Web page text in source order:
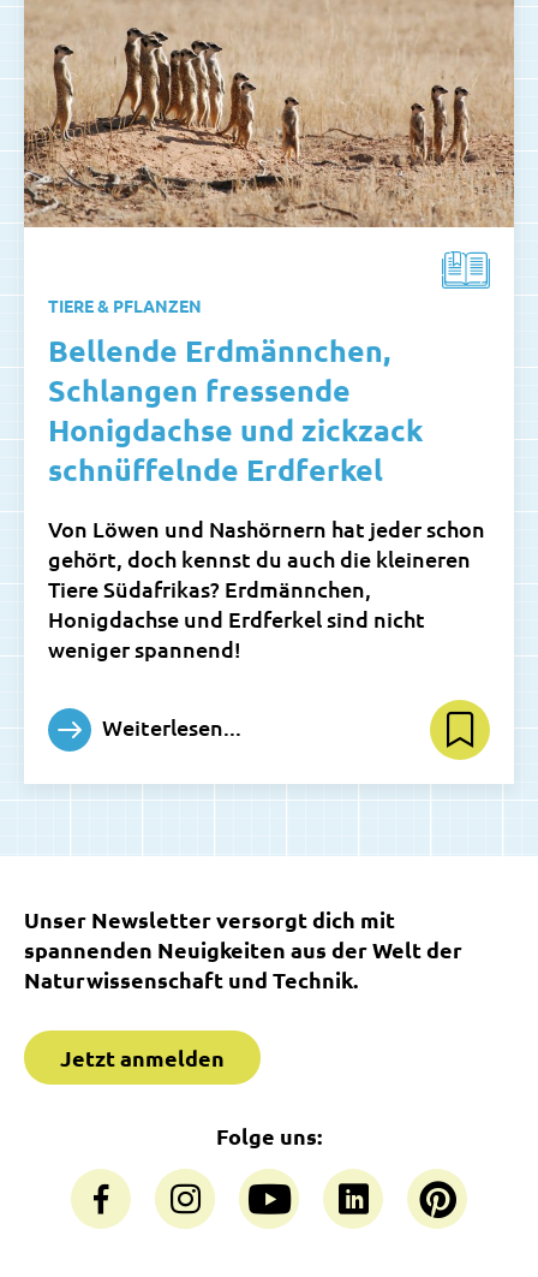
TIERE & PFLANZEN
Bellende Erdmännchen,
Schlangen fressende
Honigdachse und zickzack
schnüffelnde Erdferkel
Von Löwen und Nashörnern hat jeder schon
gehört, doch kennst du auch die kleineren
Tiere Südafrikas? Erdmännchen,
Honigdachse und Erdferkel sind nicht
weniger spannend!
Weiterlesen...
Unser Newsletter versorgt dich mit
spannenden Neuigkeiten aus der Welt der
Naturwissenschaft und Technik.
Jetzt anmelden
Folge uns: